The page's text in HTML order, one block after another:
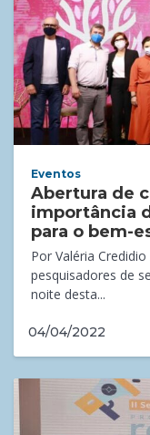
Eventos
Abertura de
importância
para o bem-
Por Valéria
pesquisadores de
noite desta...
04/04/2022